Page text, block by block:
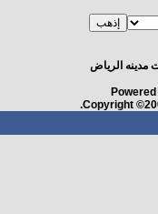
الرياض
Copyright